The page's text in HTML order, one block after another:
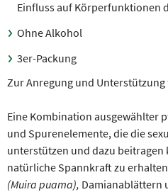
Einfluss auf Körperfunktionen
Ohne Alkohol
3er-Packung
Zur Anregung und Unterstützung
Eine Kombination ausgewählter
und Spurenelemente, die die
unterstützen und dazu beitragen
natürliche Spannkraft zu
(Muira puama), Damianablättern